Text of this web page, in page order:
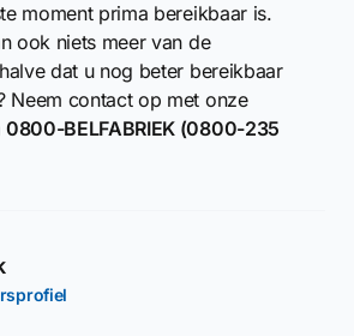
moment prima bereikbaar is.
ook niets meer van de
dat u nog beter bereikbaar
Neem contact op met onze
0800-BELFABRIEK (0800-235